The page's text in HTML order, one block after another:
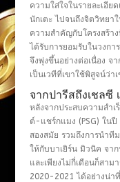
ความใส่ใจในรายละเอี
นักเตะ ไปจนถึงจิตวิทยา
ความสำคัญกับโครงสร้า
ได้รับการยอมรับในวงกา
จึงพุ่งขึ้นอย่างต่อเนื่อง จ
เป็นเวทีที่เขาใช้พิสูจน์ว่
จากปารีสถึงเชลซี
หลังจากประสบความสำ
ต์-แชร์กแมง (PSG) ใน
สองสมัย รวมถึงการนำที
ให้กับบาเยิร์น มิวนิค จา
และเพียงไม่กี่เดือนก็สา
2020-2021 ได้อย่างน่า